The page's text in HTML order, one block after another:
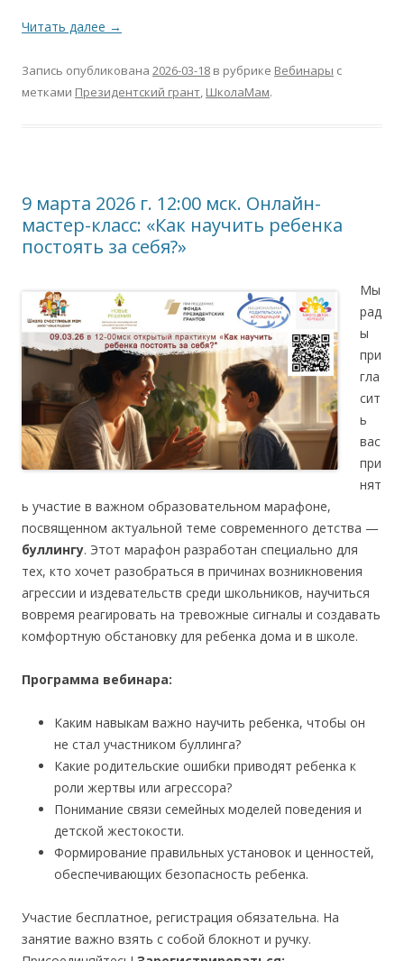
Читать далее →
Запись опубликована 2026-03-18 в рубрике Вебинары с
метками Президентский грант, ШколаМам.
9 марта 2026 г. 12:00 мск. Онлайн-
мастер-класс: «Как научить ребенка
постоять за себя?»
Мы
рад
ы
при
гла
сит
ь
вас
при
нят
ь участие в важном образовательном марафоне,
посвященном актуальной теме современного детства —
буллингу. Этот марафон разработан специально для
тех, кто хочет разобраться в причинах возникновения
агрессии и издевательств среди школьников, научиться
вовремя реагировать на тревожные сигналы и создавать
комфортную обстановку для ребенка дома и в школе.
Программа вебинара:
Каким навыкам важно научить ребенка, чтобы он
не стал участником буллинга?
Какие родительские ошибки приводят ребенка к
роли жертвы или агрессора?
Понимание связи семейных моделей поведения и
детской жестокости.
Формирование правильных установок и ценностей,
обеспечивающих безопасность ребенка.
Участие бесплатное, регистрация обязательна. На
занятие важно взять с собой блокнот и ручку.